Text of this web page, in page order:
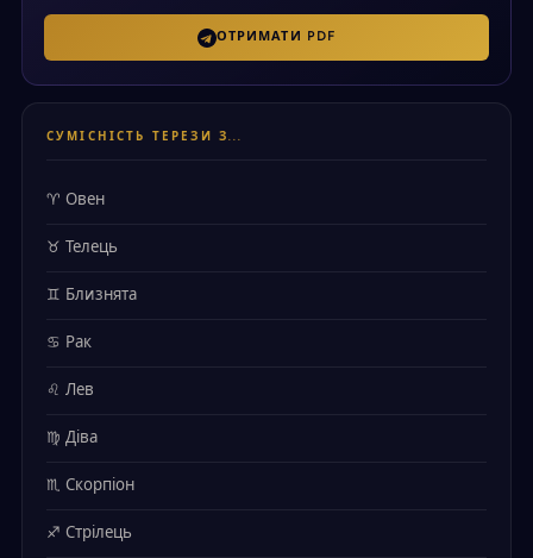
ОТРИМАТИ PDF
СУМІСНІСТЬ ТЕРЕЗИ З...
♈ Овен
♉ Телець
♊ Близнята
♋ Рак
♌ Лев
♍ Діва
♏ Скорпіон
♐ Стрілець